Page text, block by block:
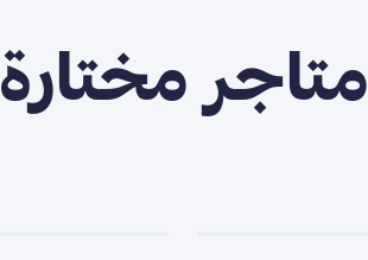
متاجر مختارة